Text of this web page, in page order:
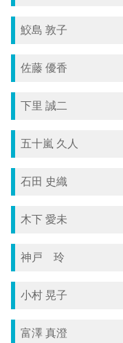
鮫島 敦子
佐藤 優香
下里 誠二
五十嵐 久人
石田 史織
木下 愛未
神戸 玲
小村 晃子
富澤 真澄